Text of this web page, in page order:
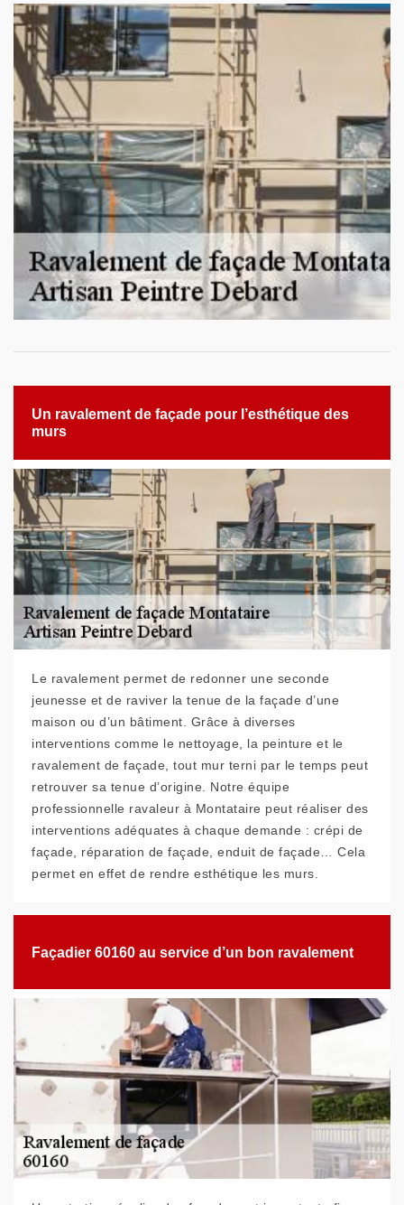
Un ravalement de façade pour l’esthétique des
murs
Le ravalement permet de redonner une seconde
jeunesse et de raviver la tenue de la façade d’une
maison ou d’un bâtiment. Grâce à diverses
interventions comme le nettoyage, la peinture et le
ravalement de façade, tout mur terni par le temps peut
retrouver sa tenue d’origine. Notre équipe
professionnelle ravaleur à Montataire peut réaliser des
interventions adéquates à chaque demande : crépi de
façade, réparation de façade, enduit de façade… Cela
permet en effet de rendre esthétique les murs.
Façadier 60160 au service d’un bon ravalement